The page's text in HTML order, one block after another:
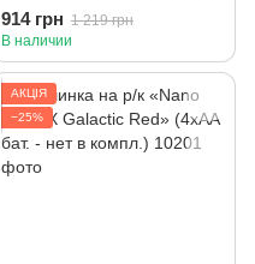
914 грн 1 219 грн
В наличии
АКЦІЯ
−25%